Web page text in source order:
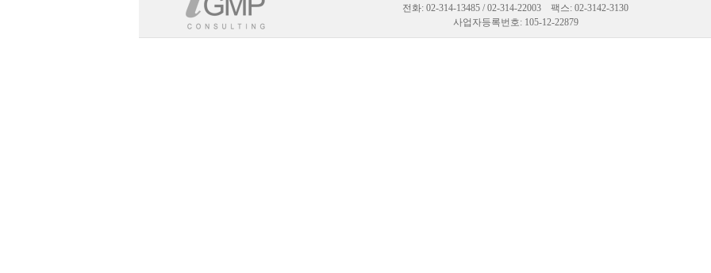
전화: 02-314-13485 / 02-314-22003 팩스: 02-3142-3130
사업자등록번호: 105-12-22879